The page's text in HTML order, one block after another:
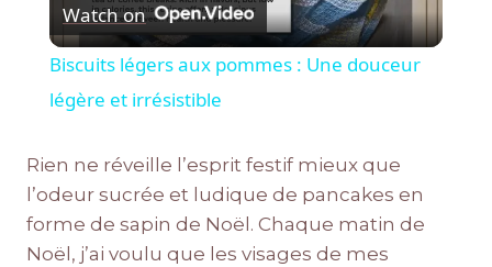
Video
Watch on
Biscuits légers aux pommes : Une douceur
légère et irrésistible
Rien ne réveille l’esprit festif mieux que
l’odeur sucrée et ludique de pancakes en
forme de sapin de Noël. Chaque matin de
Noël, j’ai voulu que les visages de mes